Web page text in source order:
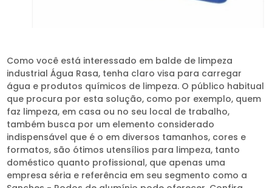
Como você está interessado em balde de limpeza
industrial Água Rasa, tenha claro visa para carregar
água e produtos químicos de limpeza. O público habitual
que procura por esta solução, como por exemplo, quem
faz limpeza, em casa ou no seu local de trabalho,
também busca por um elemento considerado
indispensável que é o em diversos tamanhos, cores e
formatos, são ótimos utensílios para limpeza, tanto
doméstico quanto profissional, que apenas uma
empresa séria e referência em seu segmento como a